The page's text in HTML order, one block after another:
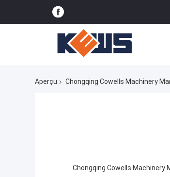
Aperçu Chongqing Cowells Machinery
Chongqing Cowells Machinery